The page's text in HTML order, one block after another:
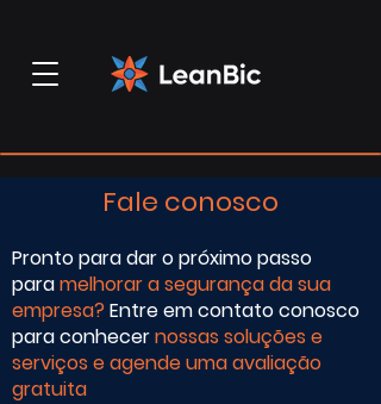
Fale conosco
Pronto para dar o próximo passo
paramelhorar a segurança da sua
empresa?Entre em contato conosco
para conhecernossas soluções e
serviços e agende uma avaliação
gratuita